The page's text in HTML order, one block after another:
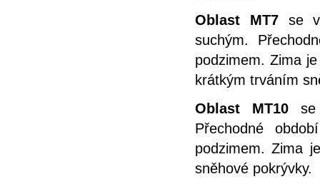
Oblast MT7 se
suchým.
podzimem. Zima
krátkým trváním
Oblast MT10
Přechodné
podzimem. Zima
sněhové pokrývky.